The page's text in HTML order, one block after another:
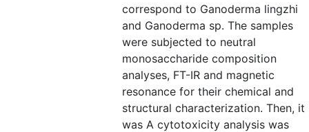
correspond to Ganoderma lingzhi
and Ganoderma sp. The samples
were subjected to neutral
monosaccharide composition
analyses, FT-IR and magnetic
resonance for their chemical and
structural characterization. Then, it
was A cytotoxicity analysis was